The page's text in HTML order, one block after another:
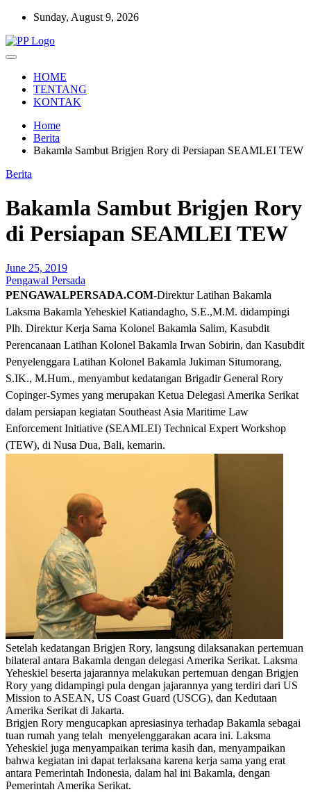
Skip
content
Sunday, August 9, 2026
Pengawal Persada
HOME
TENTANG
KONTAK
Home
Berita
Bakamla Sambut Brigjen Rory di Persiapan SEAMLEI TEW
Berita
Bakamla Sambut Brigjen Rory
di Persiapan SEAMLEI TEW
June 25, 2019
Pengawal Persada
PENGAWALPERSADA.COM-Direktur Latihan Bakamla
Laksma Bakamla Yeheskiel Katiandagho, S.E.,M.M. didampingi
Plh. Direktur Kerja Sama Kolonel Bakamla Salim, Kasubdit
Perencanaan Latihan Kolonel Bakamla Irwan Sobirin, dan Kasubdit
Penyelenggara Latihan Kolonel Bakamla Jukiman Situmorang,
S.IK., M.Hum., menyambut kedatangan Brigadir General Rory
Copinger-Symes yang merupakan Ketua Delegasi Amerika Serikat
dalam persiapan kegiatan Southeast Asia Maritime Law
Enforcement Initiative (SEAMLEI) Technical Expert Workshop
(TEW), di Nusa Dua, Bali, kemarin.
Setelah kedatangan Brigjen Rory, langsung dilaksanakan pertemuan
bilateral antara Bakamla dengan delegasi Amerika Serikat. Laksma
Yeheskiel beserta jajarannya melakukan pertemuan dengan Brigjen
Rory yang didampingi pula dengan jajarannya yang terdiri dari US
Mission to ASEAN, US Coast Guard (USCG), dan Kedutaan
Amerika Serikat di Jakarta.
Brigjen Rory mengucapkan apresiasinya terhadap Bakamla sebagai
tuan rumah yang telah menyelenggarakan acara ini. Laksma
Yeheskiel juga menyampaikan terima kasih dan, menyampaikan
bahwa kegiatan ini dapat terlaksana karena kerja sama yang erat
antara Pemerintah Indonesia, dalam hal ini Bakamla, dengan
Pemerintah Amerika Serikat.